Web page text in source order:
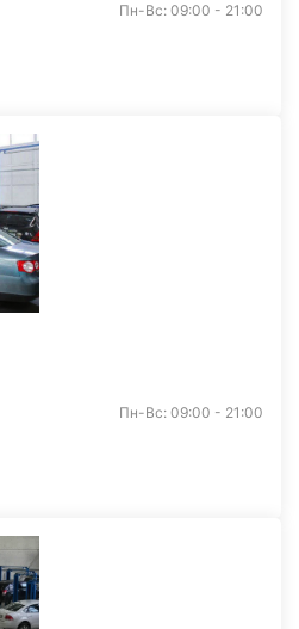
Пн-Вс: 09:00 - 21:00
Пн-Вс: 09:00 - 21:00